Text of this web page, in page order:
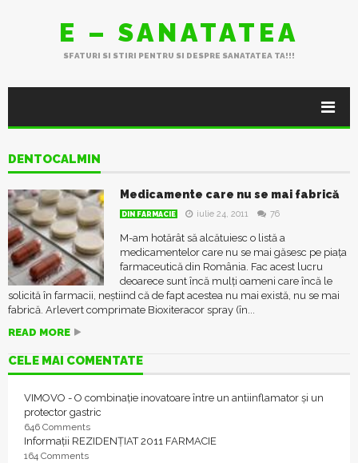
E – SANATATEA
SFATURI SI STIRI PENTRU SI DESPRE SANATATEA TA!!!
DENTOCALMIN
Medicamente care nu se mai fabrică
DIN FARMACIE iulie 24, 2011 76
M-am hotărât să alcătuiesc o listă a
medicamentelor care nu se mai găsesc pe piața
farmaceutică din România. Fac acest lucru
deoarece sunt încă mulți oameni care încă le
solicită în farmacii, neștiind că de fapt acestea nu mai există, nu se mai
fabrică. Arlevert comprimate Bioxiteracor spray (în...
READ MORE
CELE MAI COMENTATE
VIMOVO - O combinație inovatoare între un antiinflamator și un
protector gastric
646 Comments
Informații REZIDENȚIAT 2011 FARMACIE
164 Comments